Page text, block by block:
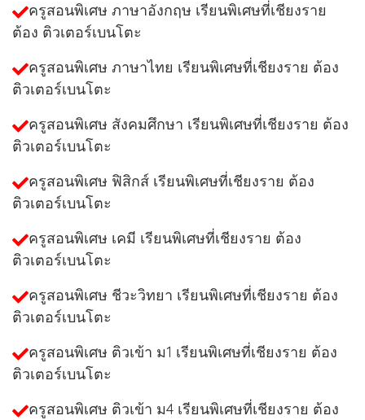
ครูสอนพิเศษ ภาษาอังกฤษ เรียนพิเศษที่เชียงราย
ต้อง ติวเตอร์เบนโตะ
ครูสอนพิเศษ ภาษาไทย เรียนพิเศษที่เชียงราย ต้อง
ติวเตอร์เบนโตะ
ครูสอนพิเศษ สังคมศึกษา เรียนพิเศษที่เชียงราย ต้อง
ติวเตอร์เบนโตะ
ครูสอนพิเศษ ฟิสิกส์ เรียนพิเศษที่เชียงราย ต้อง
ติวเตอร์เบนโตะ
ครูสอนพิเศษ เคมี เรียนพิเศษที่เชียงราย ต้อง
ติวเตอร์เบนโตะ
ครูสอนพิเศษ ชีวะวิทยา เรียนพิเศษที่เชียงราย ต้อง
ติวเตอร์เบนโตะ
ครูสอนพิเศษ ติวเข้า ม1 เรียนพิเศษที่เชียงราย ต้อง
ติวเตอร์เบนโตะ
ครูสอนพิเศษ ติวเข้า ม4 เรียนพิเศษที่เชียงราย ต้อง